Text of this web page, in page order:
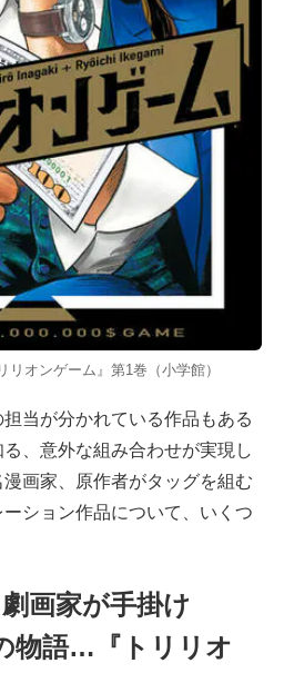
リオンゲーム』第1巻（小学館）
当が分かれている作品もある
、意外な組み合わせが実現し
画家、原作者がタッグを組む
ション作品について、いくつ
画家が手掛け
物語…『トリリオ